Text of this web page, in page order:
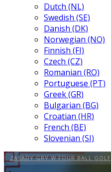
Dutch (NL)
Swedish (SE)
Danish (DK)
Norwegian (NO)
Finnish (FI)
Czech (CZ)
Romanian (RO)
Portuguese (PT)
Greek (GR)
Bulgarian (BG)
Croatian (HR)
French (BE)
Slovenian (SI)
ZASADY GRY W FOUR BALL GOLF